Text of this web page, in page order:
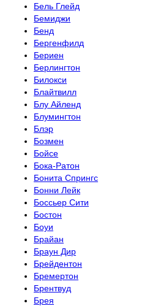
Бель Глейд
Бемиджи
Бенд
Бергенфилд
Бериен
Берлингтон
Билокси
Блайтвилл
Блу Айленд
Блумингтон
Блэр
Бозмен
Бойсе
Бока-Ратон
Бонита Спрингс
Бонни Лейк
Боссьер Сити
Бостон
Боуи
Брайан
Браун Дир
Брейдентон
Бремертон
Брентвуд
Брея